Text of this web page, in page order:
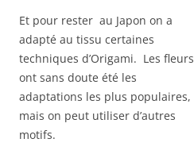
Et pour rester au Japon on a
adapté au tissu certaines
techniques d’Origami. Les fleurs
ont sans doute été les
adaptations les plus populaires,
mais on peut utiliser d’autres
motifs.